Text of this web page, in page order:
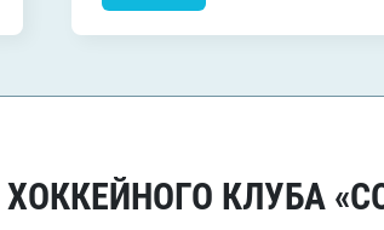
КЛУБА